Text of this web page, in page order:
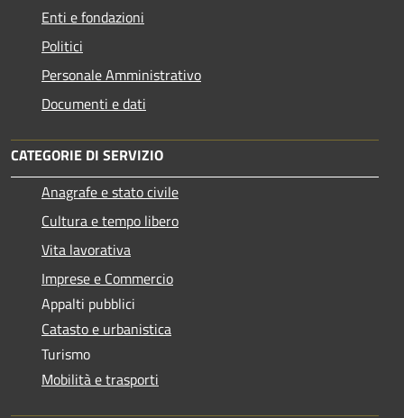
Enti e fondazioni
Politici
Personale Amministrativo
Documenti e dati
CATEGORIE DI SERVIZIO
Anagrafe e stato civile
Cultura e tempo libero
Vita lavorativa
Imprese e Commercio
Appalti pubblici
Catasto e urbanistica
Turismo
Mobilità e trasporti